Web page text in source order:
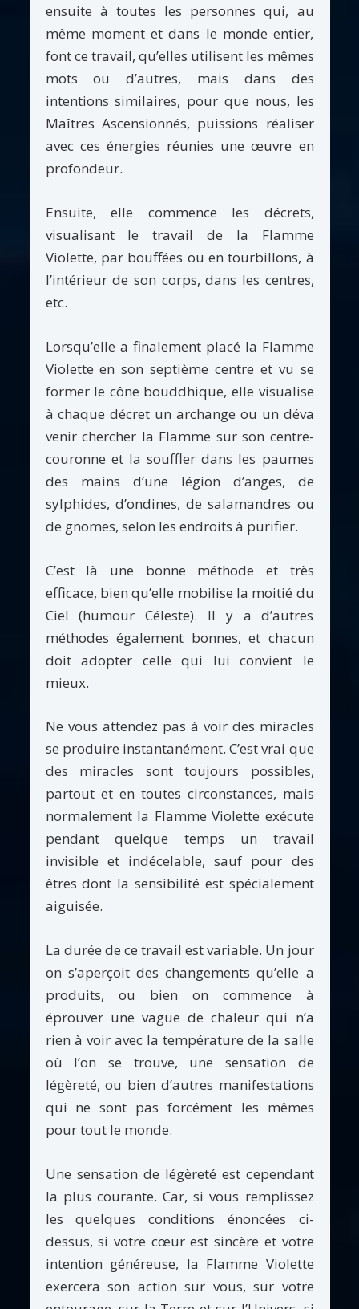
ensuite à toutes les personnes qui, au
même moment et dans le monde entier,
font ce travail, qu’elles utilisent les mêmes
mots ou d’autres, mais dans des
intentions similaires, pour que nous, les
Maîtres Ascensionnés, puissions réaliser
avec ces énergies réunies une œuvre en
profondeur.
Ensuite, elle commence les décrets,
visualisant le travail de la Flamme
Violette, par bouffées ou en tourbillons, à
l’intérieur de son corps, dans les centres,
etc.
Lorsqu’elle a finalement placé la Flamme
Violette en son septième centre et vu se
former le cône bouddhique, elle visualise
à chaque décret un archange ou un déva
venir chercher la Flamme sur son centre-
couronne et la souffler dans les paumes
des mains d’une légion d’anges, de
sylphides, d’ondines, de salamandres ou
de gnomes, selon les endroits à purifier.
C’est là une bonne méthode et très
efficace, bien qu’elle mobilise la moitié du
Ciel (humour Céleste). Il y a d’autres
méthodes également bonnes, et chacun
doit adopter celle qui lui convient le
mieux.
Ne vous attendez pas à voir des miracles
se produire instantanément. C’est vrai que
des miracles sont toujours possibles,
partout et en toutes circonstances, mais
normalement la Flamme Violette exécute
pendant quelque temps un travail
invisible et indécelable, sauf pour des
êtres dont la sensibilité est spécialement
aiguisée.
La durée de ce travail est variable. Un jour
on s’aperçoit des changements qu’elle a
produits, ou bien on commence à
éprouver une vague de chaleur qui n’a
rien à voir avec la température de la salle
où l’on se trouve, une sensation de
légèreté, ou bien d’autres manifestations
qui ne sont pas forcément les mêmes
pour tout le monde.
Une sensation de légèreté est cependant
la plus courante. Car, si vous remplissez
les quelques conditions énoncées ci-
dessus, si votre cœur est sincère et votre
intention généreuse, la Flamme Violette
exercera son action sur vous, sur votre